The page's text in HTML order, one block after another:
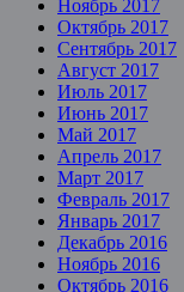
Ноябрь 2017
Октябрь 2017
Сентябрь 2017
Август 2017
Июль 2017
Июнь 2017
Май 2017
Апрель 2017
Март 2017
Февраль 2017
Январь 2017
Декабрь 2016
Ноябрь 2016
Октябрь 2016